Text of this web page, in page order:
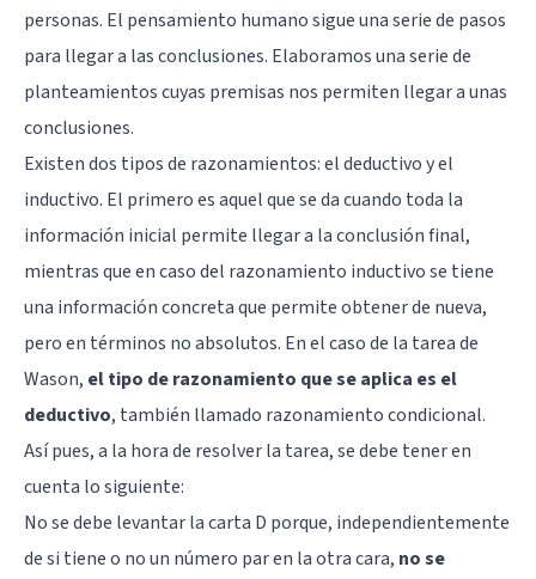
personas. El pensamiento humano sigue una serie de pasos
para llegar a las conclusiones. Elaboramos una serie de
planteamientos cuyas premisas nos permiten llegar a unas
conclusiones.
Existen dos tipos de razonamientos: el deductivo y el
inductivo. El primero es aquel que se da cuando toda la
información inicial permite llegar a la conclusión final,
mientras que en caso del razonamiento inductivo se tiene
una información concreta que permite obtener de nueva,
pero en términos no absolutos. En el caso de la tarea de
Wason, el tipo de razonamiento que se aplica es el
deductivo, también llamado razonamiento condicional.
Así pues, a la hora de resolver la tarea, se debe tener en
cuenta lo siguiente:
No se debe levantar la carta D porque, independientemente
de si tiene o no un número par en la otra cara, no se